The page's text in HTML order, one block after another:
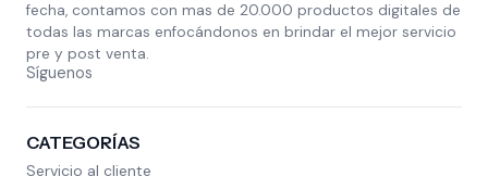
fecha, contamos con mas de 20.000 productos digitales de
todas las marcas enfocándonos en brindar el mejor servicio
pre y post venta.
Síguenos
CATEGORÍAS
Servicio al cliente